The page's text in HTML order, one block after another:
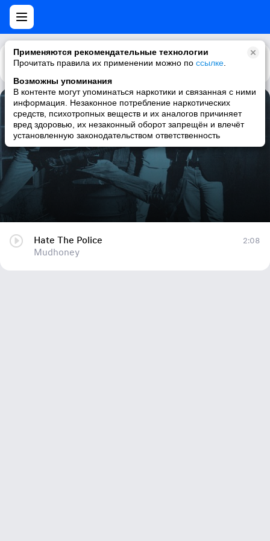
Применяются рекомендательные технологии
Прочитать правила их применении можно по ссылке
Возможны упоминания
В контенте могут упоминаться наркотики и связанная с ними
информация. Незаконное потребление наркотических
средств, психотропных веществ и их аналогов причиняет
вред здоровью, их незаконный оборот запрещён и влечёт
установленную законодательством ответственность
Каталог Рекомендации
Hate The Police
Mudhoney
Hate The Police
Mudhoney
2:08